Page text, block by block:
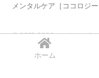
ホーム
メンタルケア［ココロジー
© 2017-2026 nazology. all